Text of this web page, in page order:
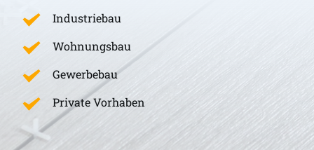
Industriebau
Wohnungsbau
Gewerbebau
Private Vorhaben